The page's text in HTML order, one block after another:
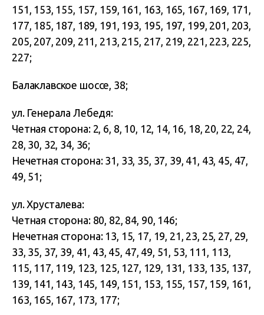
151, 153, 155, 157, 159, 161, 163, 165, 167, 169, 171,
177, 185, 187, 189, 191, 193, 195, 197, 199, 201, 203,
205, 207, 209, 211, 213, 215, 217, 219, 221, 223, 225,
227;
Балаклавское шоссе, 38;
ул. Генерала Лебедя:
Четная сторона: 2, 6, 8, 10, 12, 14, 16, 18, 20, 22, 24,
28, 30, 32, 34, 36;
Нечетная сторона: 31, 33, 35, 37, 39, 41, 43, 45, 47,
49, 51;
ул. Хрусталева:
Четная сторона: 80, 82, 84, 90, 146;
Нечетная сторона: 13, 15, 17, 19, 21, 23, 25, 27, 29,
33, 35, 37, 39, 41, 43, 45, 47, 49, 51, 53, 111, 113,
115, 117, 119, 123, 125, 127, 129, 131, 133, 135, 137,
139, 141, 143, 145, 149, 151, 153, 155, 157, 159, 161,
163, 165, 167, 173, 177;